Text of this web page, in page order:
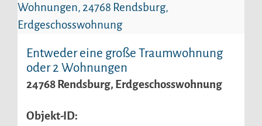
Entweder eine große Traumwohnung
oder 2 Wohnungen
24768 Rendsburg, Erdgeschosswohnung
Objekt-ID: